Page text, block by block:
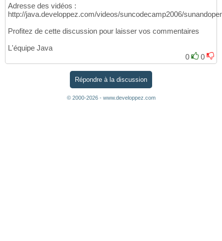
Adresse des vidéos :
http://java.developpez.com/videos/suncodecamp2006/
Profitez de cette discussion pour laisser vos commentaires
L'équipe Java
0
0
Répondre à la discussion
© 2000-2026 - www.developpez.com